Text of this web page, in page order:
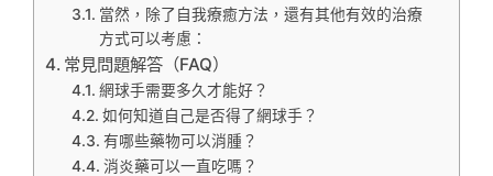
當然，除了自我療癒方法，還有其他有效的治療
方式可以考慮：
常見問題解答（FAQ）
網球手需要多久才能好？
如何知道自己是否得了網球手？
有哪些藥物可以消腫？
消炎藥可以一直吃嗎？